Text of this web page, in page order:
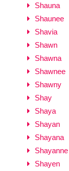
Shauna
Shaunee
Shavia
Shawn
Shawna
Shawnee
Shawny
Shay
Shaya
Shayan
Shayana
Shayanne
Shayen